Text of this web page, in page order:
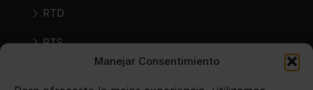
Manejar Consentimiento
RTD
RTS